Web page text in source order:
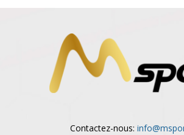
Contactez-nous: